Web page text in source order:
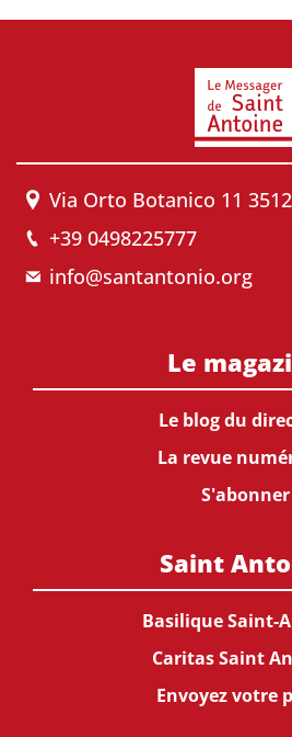
Via Orto Botanico 11
+39 0498225777
info@santantonio.org
Le
Le blog du
La revue
S'abonner
Saint
Basilique Saint-
Caritas Saint
Envoyez votre